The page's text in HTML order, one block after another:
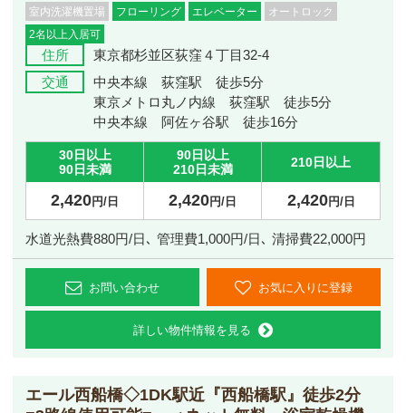
室内洗濯機置場
フローリング エレベーター
オートロック
2名以上入居可
住所
東京都杉並区荻窪４丁目32-4
交通
中央本線 荻窪駅 徒歩5分
東京メトロ丸ノ内線 荻窪駅 徒歩5分
中央本線 阿佐ヶ谷駅 徒歩16分
30日以上
90日未満
90日以上
210日未満
210日以上
2,420円/日 2,420円/日 2,420円/日
水道光熱費880円/日､ 管理費1,000円/日､ 清掃費22,000円
お問い合わせ お気に入りに登録
詳しい物件情報を見る
エール西船橋◇1DK駅近『西船橋駅』徒歩2分